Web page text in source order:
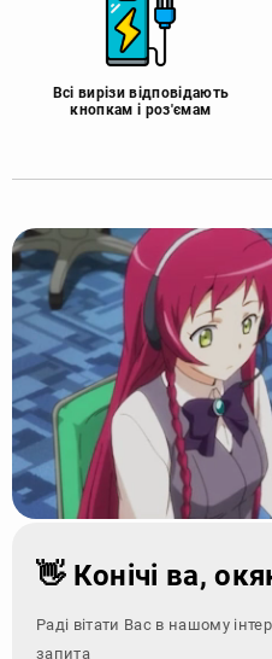
Всі вирізи відповідають
кнопкам і роз'ємам
👋 Конічі ва,
Раді вітати Вас в нашому
запитання - зверні